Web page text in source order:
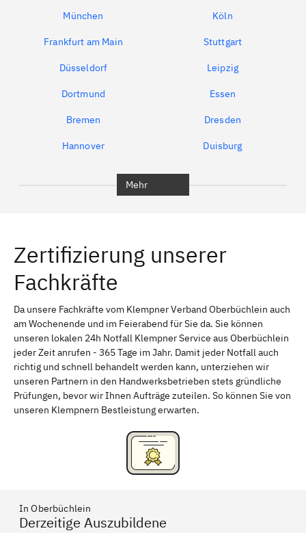
München Köln
Frankfurt am Main Stuttgart
Düsseldorf Leipzig
Dortmund Essen
Bremen Dresden
Hannover Duisburg
Erlangen Bamberg
Bayreuth
Schweinfurt Passau
Freising Rudelsdorf, Mittelfranken
Mehr
Zertifizierung unserer
Fachkräfte
Da unsere Fachkräfte vom Klempner Verband Oberbüchlein auch
am Wochenende und im Feierabend für Sie da. Sie können
unseren lokalen 24h Notfall Klempner Service aus Oberbüchlein
jeder Zeit anrufen - 365 Tage im Jahr. Damit jeder Notfall auch
richtig und schnell behandelt werden kann, unterziehen wir
unseren Partnern in den Handwerksbetrieben stets gründliche
Prüfungen, bevor wir Ihnen Aufträge zuteilen. So können Sie von
unseren Klempnern Bestleistung erwarten.
In Oberbüchlein
Derzeitige Auszubildene